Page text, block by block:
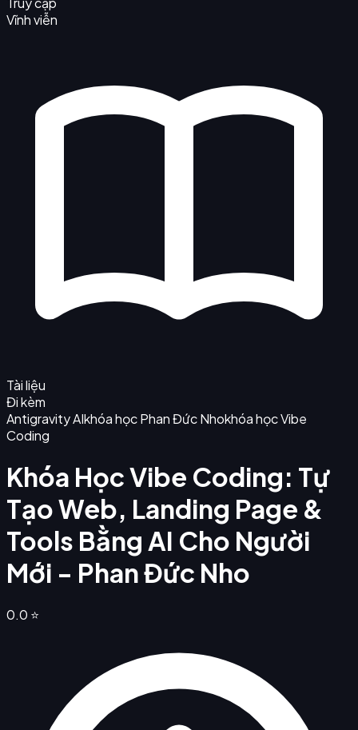
Vĩnh viễn
Tài liệu
Đi kèm
Antigravity AIkhóa học Phan Đức Nhokhóa học Vibe
Coding
Khóa Học Vibe Coding: Tự
Tạo Web, Landing Page &
Tools Bằng AI Cho Người
Mới - Phan Đức Nho
0.0 ⭐